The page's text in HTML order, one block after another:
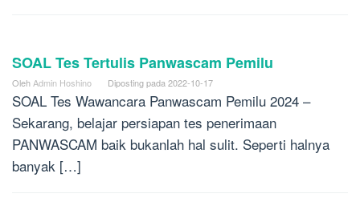
SOAL Tes Tertulis Panwascam Pemilu
Oleh Admin Hoshino Diposting pada 2022-10-17
SOAL Tes Wawancara Panwascam Pemilu 2024 –
Sekarang, belajar persiapan tes penerimaan
PANWASCAM baik bukanlah hal sulit. Seperti halnya
banyak […]